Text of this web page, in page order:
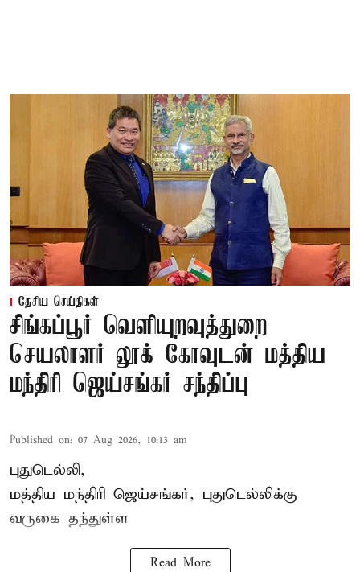
தேசிய செய்திகள்
சிங்கப்பூர் வெளியுறவுத்துறை
செயலாளர் லூக் கோவுடன் மத்திய
மந்திரி ஜெய்சங்கர் சந்திப்பு
Published on: 07 Aug 2026, 10:13 am
புதுடெல்லி,
மத்திய மந்திரி ஜெய்சங்கர், புதுடெல்லிக்கு
வருகை தந்துள்ள
Read More